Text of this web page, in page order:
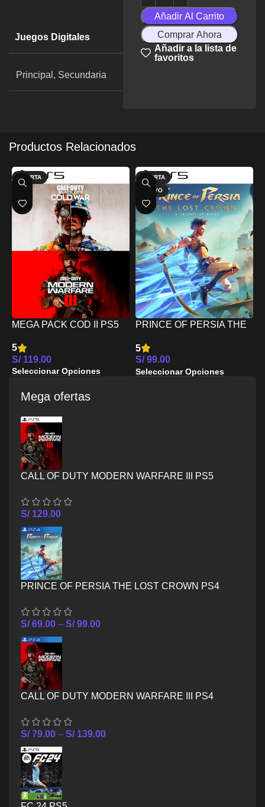
Juegos Digitales
Principal, Secundaria
Añadir Al Carrito
Comprar Ahora
Añadir a la lista de
favoritos
Productos Relacionados
OFERTA
MEGA PACK COD II PS5
5
S/119.00
Seleccionar Opciones
OFERTA
NUEVO
PRINCE OF PERSIA THE
5
S/99.00
Seleccionar Opciones
Mega ofertas
CALL OF DUTY MODERN WARFARE III PS5
S/129.00
PRINCE OF PERSIA THE LOST CROWN PS4
S/69.00 – S/99.00
CALL OF DUTY MODERN WARFARE III PS4
S/79.00 – S/139.00